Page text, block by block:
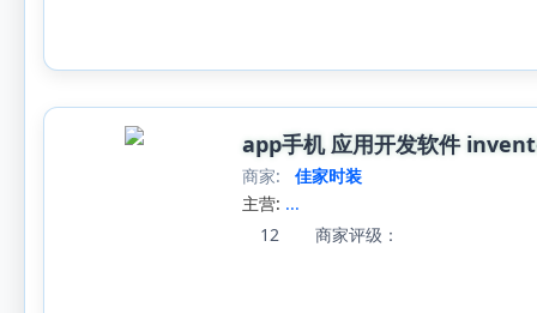
app手机 应用开发软件
商家:
佳家时装
主营: ...
12
商家评级：